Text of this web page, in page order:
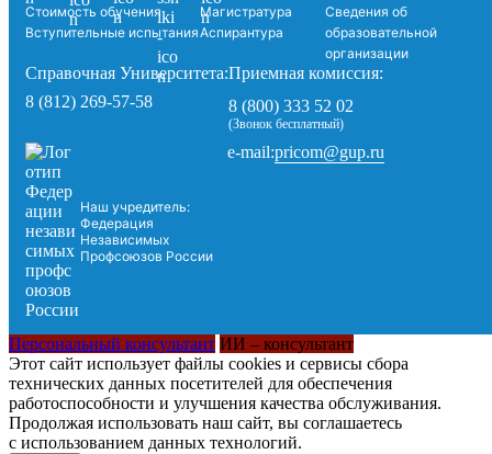
Стоимость обучения
Вступительные испытания
Магистратура
Аспирантура
Сведения об
образовательной
организации
Справочная Университета:
8 (812) 269-57-58
Приемная комиссия:
8 (800) 333 52 02
(Звонок бесплатный)
Наш учредитель:
Федерация
Независимых
Профсоюзов России
e-mail:pricom@gup.ru
Персональный консультант ИИ – консультант
Этот сайт использует файлы cookies и сервисы сбора
технических данных посетителей для обеспечения
работоспособности и улучшения качества обслуживания.
Продолжая использовать наш сайт, вы соглашаетесь
с использованием данных технологий.